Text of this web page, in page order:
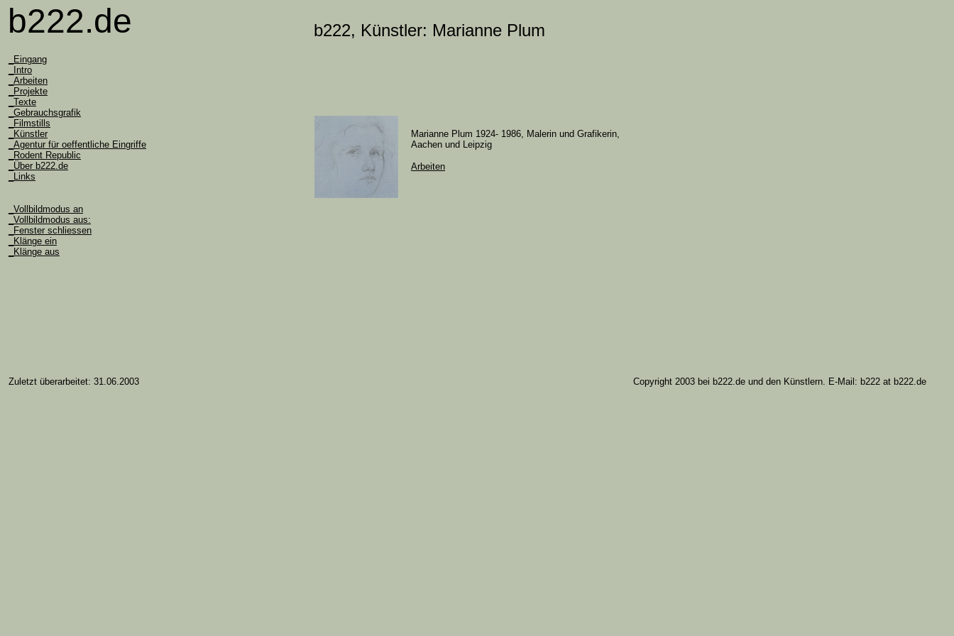
b222.de
b2222.de_contemporary_fine_art b222, Künstler: Marianne Plum
_Eingang
_Intro
_Arbeiten
_Projekte
_Texte
_Gebrauchsgrafik
_Filmstills
_Künstler
_Agentur für oeffentliche Eingriffe
_Rodent Republic
_Über b222.de
_Links
_Vollbildmodus an
_Vollbildmodus aus:
_Fenster schliessen
_Klänge ein
_Klänge aus
Marianne Plum 1924- 1986, Malerin und Grafikerin,
Aachen und Leipzig
Arbeiten
Zuletzt überarbeitet: 31.06.2003 Copyright 2003 bei b222.de und den Künstlern. E-Mail: b222 at b222.de